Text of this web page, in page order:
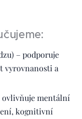
– podporuje
vyrovnanosti a
mentální
kognitivní